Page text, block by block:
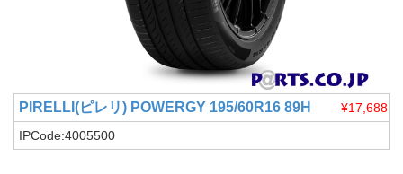
PIRELLI(ピレリ) POWERGY 195/60R16 89H
¥17,688
IPCode:4005500